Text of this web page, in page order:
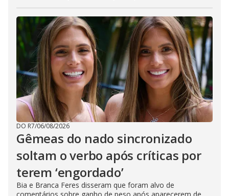
DO R7/06/08/2026
Gêmeas do nado sincronizado
soltam o verbo após críticas por
terem ‘engordado’
Bia e Branca Feres disseram que foram alvo de